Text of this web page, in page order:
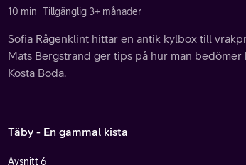
10 min Tillgänglig 3+ månader
Sofia Rågenklint hittar en antik kylbox till
Mats Bergstrand ger tips på hur man
Kosta Boda.
Täby - En gammal kista
Avsnitt 6